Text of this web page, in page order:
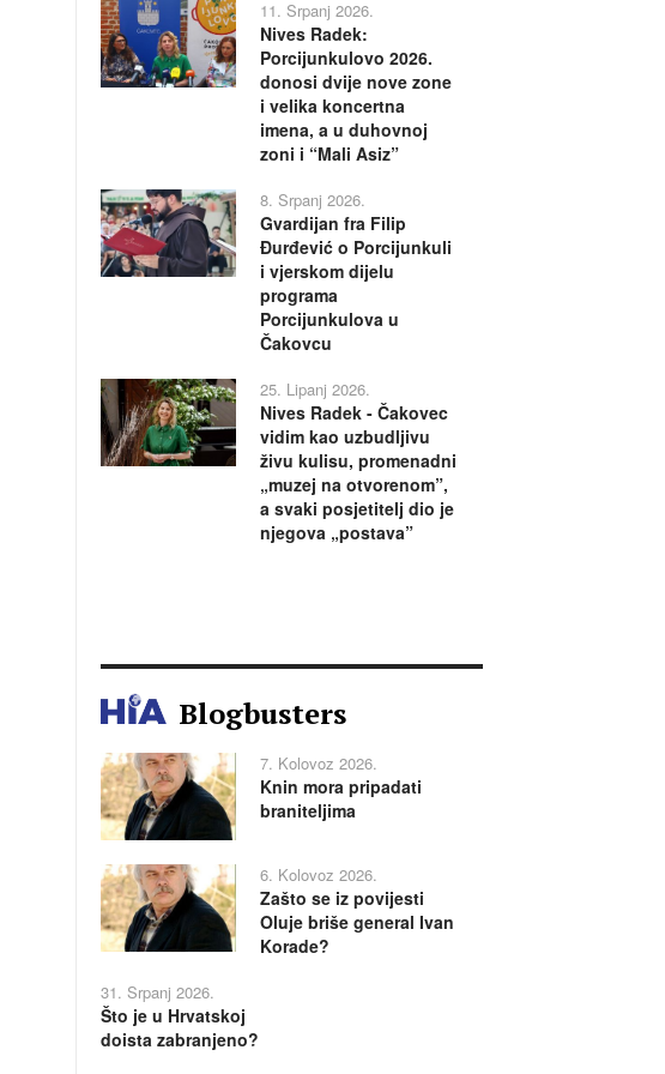
11. Srpanj 2026.
Nives Radek:
Porcijunkulovo 2026.
donosi dvije nove zone
i velika koncertna
imena, a u duhovnoj
zoni i “Mali Asiz”
8. Srpanj 2026.
Gvardijan fra Filip
Đurđević o Porcijunkuli
i vjerskom dijelu
programa
Porcijunkulova u
Čakovcu
25. Lipanj 2026.
Nives Radek - Čakovec
vidim kao uzbudljivu
živu kulisu, promenadni
„muzej na otvorenom”,
a svaki posjetitelj dio je
njegova „postava”
Blogbusters
7. Kolovoz 2026.
Knin mora pripadati
braniteljima
6. Kolovoz 2026.
Zašto se iz povijesti
Oluje briše general Ivan
Korade?
31. Srpanj 2026.
Što je u Hrvatskoj
doista zabranjeno?